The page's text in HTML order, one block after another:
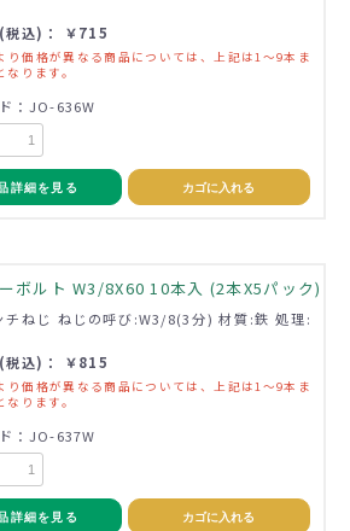
税込)： ￥715
り価格が異なる商品については、上記は1～9本ま
ります。
：JO-636W
詳細を見る カゴに入れる
ボルト W3/8X60 10本入 (2本X5パック)
チねじ ねじの呼び:W3/8(3分) 材質:鉄 処理:
税込)： ￥815
り価格が異なる商品については、上記は1～9本ま
ります。
：JO-637W
詳細を見る カゴに入れる